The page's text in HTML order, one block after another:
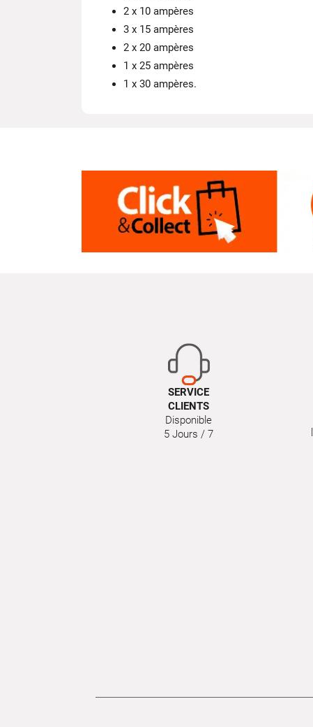
2 x 10 ampères
3 x 15 ampères
2 x 20 ampères
1 x 25 ampères
1 x 30 ampères.
SERVICE
CLIENTS
Disponible
5 Jours / 7